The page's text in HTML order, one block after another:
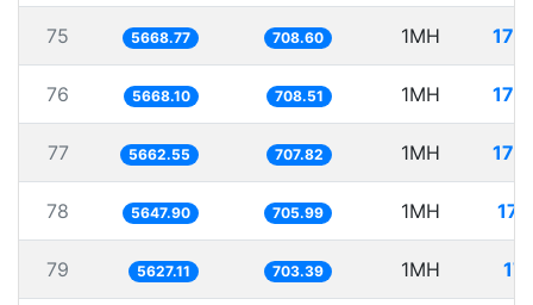
75 5668.77 708.60 1MH
76 5668.10 708.51 1MH
77 5662.55 707.82 1MH
78 5647.90 705.99 1MH
79 5627.11 703.39 1MH